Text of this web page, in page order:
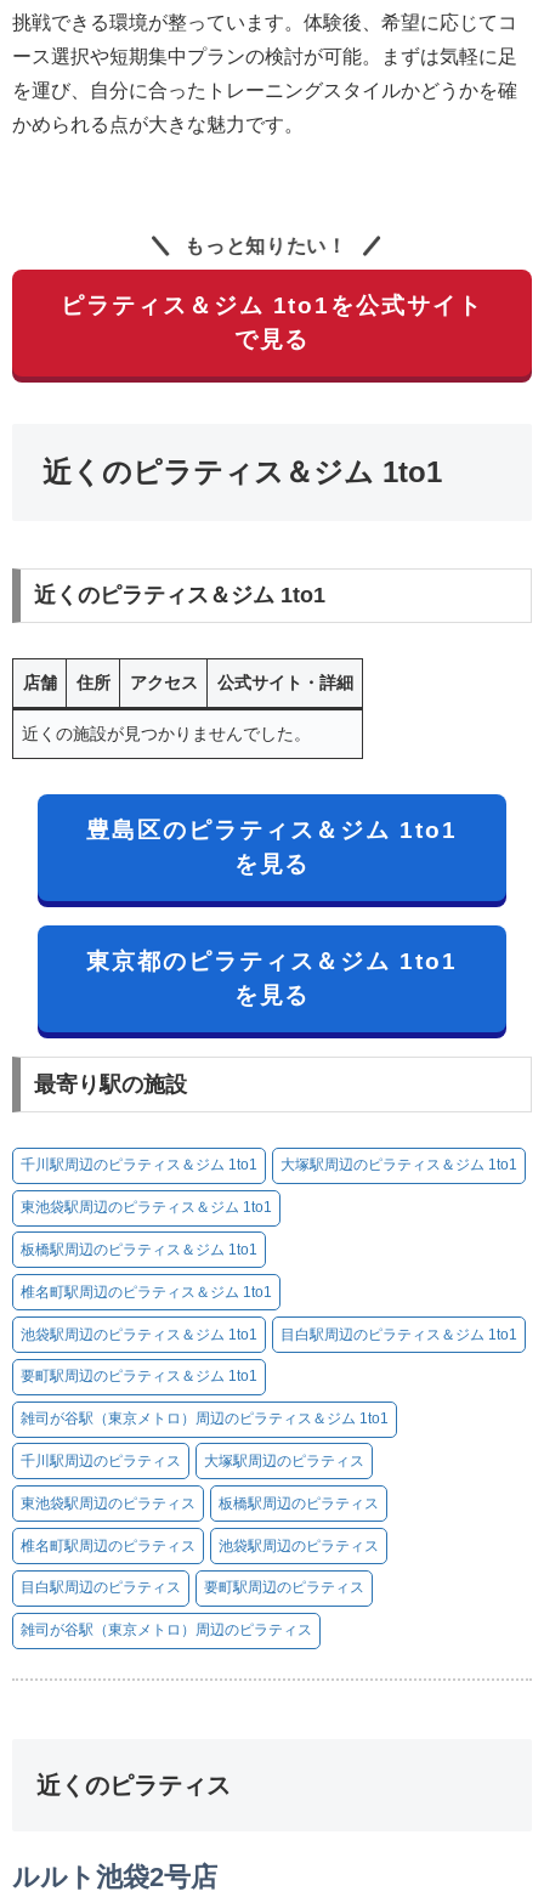
挑戦できる環境が整っています。体験後、希望に応じてコ
ース選択や短期集中プランの検討が可能。まずは気軽に足
を運び、自分に合ったトレーニングスタイルかどうかを確
かめられる点が大きな魅力です。
もっと知りたい！
ピラティス＆ジム 1to1を公式サイト
で見る
近くのピラティス＆ジム 1to1
近くのピラティス＆ジム 1to1
店舗 住所 アクセス 公式サイト・詳細
近くの施設が見つかりませんでした。
豊島区のピラティス＆ジム 1to1
を見る
東京都のピラティス＆ジム 1to1
を見る
最寄り駅の施設
千川駅周辺のピラティス＆ジム 1to1 大塚駅周辺のピラティス＆ジム 1to1
東池袋駅周辺のピラティス＆ジム 1to1
板橋駅周辺のピラティス＆ジム 1to1
椎名町駅周辺のピラティス＆ジム 1to1
池袋駅周辺のピラティス＆ジム 1to1 目白駅周辺のピラティス＆ジム 1to1
要町駅周辺のピラティス＆ジム 1to1
雑司が谷駅（東京メトロ）周辺のピラティス＆ジム 1to1
千川駅周辺のピラティス 大塚駅周辺のピラティス
東池袋駅周辺のピラティス 板橋駅周辺のピラティス
椎名町駅周辺のピラティス 池袋駅周辺のピラティス
目白駅周辺のピラティス 要町駅周辺のピラティス
雑司が谷駅（東京メトロ）周辺のピラティス
近くのピラティス
ルルト池袋2号店